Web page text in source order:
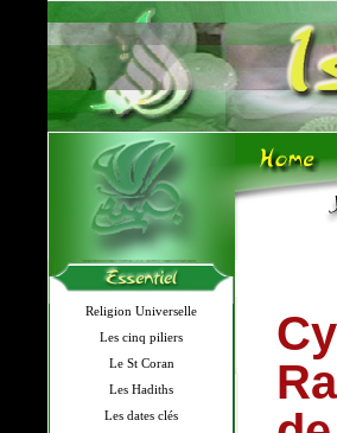
Religion Universelle
Les cinq piliers
Le St Coran
Les Hadiths
Les dates clés